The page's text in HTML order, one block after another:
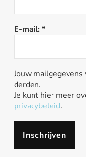
E-mail: *
Jouw
derden.
Je kunt hier meer
privacybeleid.